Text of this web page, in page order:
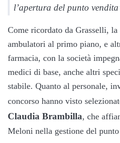
l’apertura del punto
Come ricordato da Grasselli,
ambulatori al primo piano, e
farmacia, con la società
medici di base, anche altri
stabile. Quanto al personale,
concorso hanno visto
Claudia Brambilla, che
Meloni nella gestione del